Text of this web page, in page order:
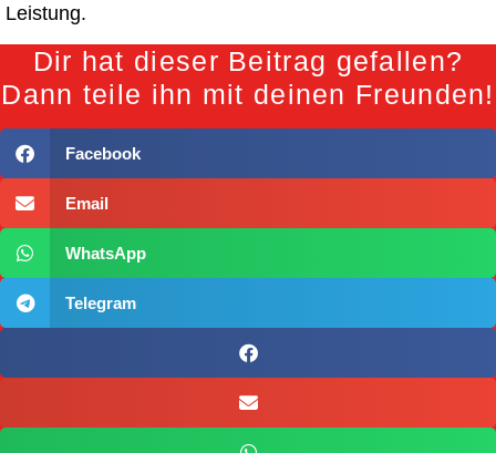
Leistung.
Dir hat dieser Beitrag gefallen?
Dann teile ihn mit deinen Freunden!
Facebook
Email
WhatsApp
Telegram